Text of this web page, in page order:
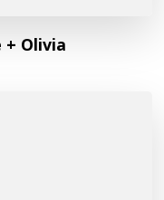
+ Olivia